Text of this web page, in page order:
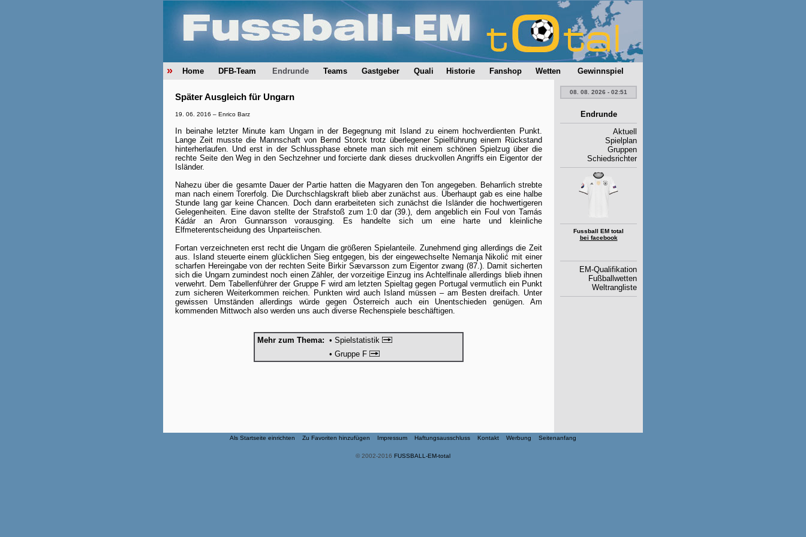
» Home DFB-Team Endrunde Teams Gastgeber Quali Historie Fanshop Wetten Gewinnspiel
Später Ausgleich für Ungarn
19. 06. 2016 – Enrico Barz
In beinahe letzter Minute kam Ungarn in der Begegnung mit Island zu einem hochverdienten Punkt.
Lange Zeit musste die Mannschaft von Bernd Storck trotz überlegener Spielführung einem Rückstand
hinterherlaufen. Und erst in der Schlussphase ebnete man sich mit einem schönen Spielzug über die
rechte Seite den Weg in den Sechzehner und forcierte dank dieses druckvollen Angriffs ein Eigentor der
Isländer.
Nahezu über die gesamte Dauer der Partie hatten die Magyaren den Ton angegeben. Beharrlich strebte
man nach einem Torerfolg. Die Durchschlagskraft blieb aber zunächst aus. Überhaupt gab es eine halbe
Stunde lang gar keine Chancen. Doch dann erarbeiteten sich zunächst die Isländer die hochwertigeren
Gelegenheiten. Eine davon stellte der Strafstoß zum 1:0 dar (39.), dem angeblich ein Foul von Tamás
Kádár an Aron Gunnarsson vorausging. Es handelte sich um eine harte und kleinliche
Elfmeterentscheidung des Unparteiischen.
Fortan verzeichneten erst recht die Ungarn die größeren Spielanteile. Zunehmend ging allerdings die Zeit
aus. Island steuerte einem glücklichen Sieg entgegen, bis der eingewechselte Nemanja Nikolić mit einer
scharfen Hereingabe von der rechten Seite Birkir Sævarsson zum Eigentor zwang (87.). Damit sicherten
sich die Ungarn zumindest noch einen Zähler, der vorzeitige Einzug ins Achtelfinale allerdings blieb ihnen
verwehrt. Dem Tabellenführer der Gruppe F wird am letzten Spieltag gegen Portugal vermutlich ein Punkt
zum sicheren Weiterkommen reichen. Punkten wird auch Island müssen – am Besten dreifach. Unter
gewissen Umständen allerdings würde gegen Österreich auch ein Unentschieden genügen. Am
kommenden Mittwoch also werden uns auch diverse Rechenspiele beschäftigen.
Mehr zum Thema: • Spielstatistik
• Gruppe F
08. 08. 2026 - 02:51
Endrunde
Aktuell
Spielplan
Gruppen
Schiedsrichter
Fussball EM total
bei facebook
EM-Qualifikation
Fußballwetten
Weltrangliste
Als Startseite einrichten Zu Favoriten hinzufügen Impressum Haftungsausschluss Kontakt Werbung Seitenanfang
© 2002-2016 FUSSBALL-EM-total